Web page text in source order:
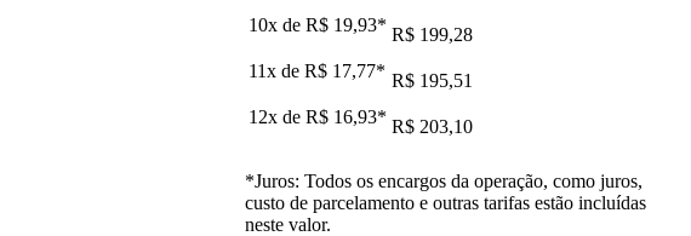
10x de R$ 19,93* R$ 199,28
11x de R$ 17,77* R$ 195,51
12x de R$ 16,93* R$ 203,10
*Juros: Todos os encargos da operação, como juros,
custo de parcelamento e outras tarifas estão incluídas
neste valor.